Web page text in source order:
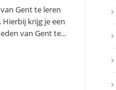
Gent te leren
krijg je een
van Gent te...